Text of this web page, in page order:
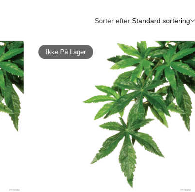
Sorter efter:Standard sortering
Ikke På Lager